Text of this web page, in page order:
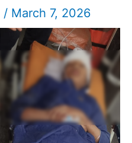
/ March 7, 2026